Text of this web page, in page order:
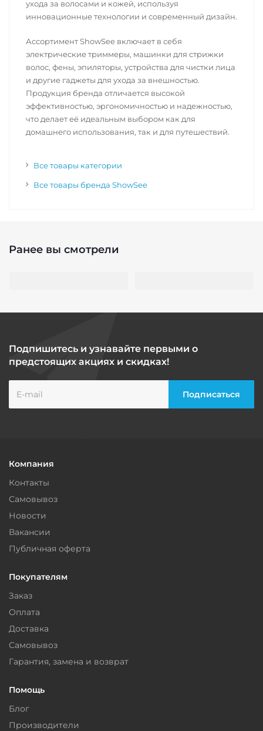
ухода за волосами и кожей, используя
инновационные технологии и современный дизайн.
Ассортимент ShowSee включает в себя
электрические триммеры, машинки для стрижки
волос, фены, эпиляторы, устройства для чистки лица
и другие гаджеты для ухода за внешностью.
Продукция бренда отличается высокой
эффективностью, эргономичностью и надежностью,
что делает её идеальным выбором как для
домашнего использования, так и для путешествий.
Все товары категории
Все товары бренда ShowSee
Ранее вы смотрели
Подпишитесь и узнавайте первыми о
предстоящих акциях и скидках!
Компания
Контакты
Самовывоз
Новости
Вакансии
Публичная оферта
Покупателям
Заказ
Оплата
Доставка
Самовывоз
Гарантия, замена и возврат
Помощь
Блог
Производители